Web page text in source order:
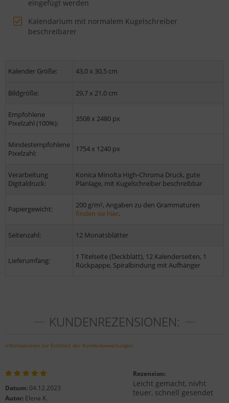
eingefügt werden
Kalendarium mit normalem Kugelschreiber
beschreibarer
Kalender Größe: 43,0 x 30,5 cm
Bildgröße: 29,7 x 21,0 cm
Empfohlene
Pixelzahl (100%):
3508 x 2480 px
Mindestempfohlene
Pixelzahl:
1754 x 1240 px
Verarbeitung
Digitaldruck:
Konica Minolta High-Chroma Druck, gute
Planlage, mit Kugelschreiber beschreibbar
Papiergewicht:
200 g/m², Angaben zu den Grammaturen
finden sie hier.
Seitenzahl: 12 Monatsblätter
Lieferumfang:
1 Titelseite (Deckblatt), 12 Kalenderseiten, 1
Rückpappe, Spiralbindung mit Aufhänger
KUNDENREZENSIONEN:
Informationen zur Echtheit der Kundenbewertungen
Datum: 04.12.2023
Autor: Elena K.
Rezension:
Leicht gemacht, nivht
teuer, schnell gesendet